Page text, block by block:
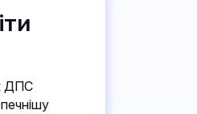
ДПС